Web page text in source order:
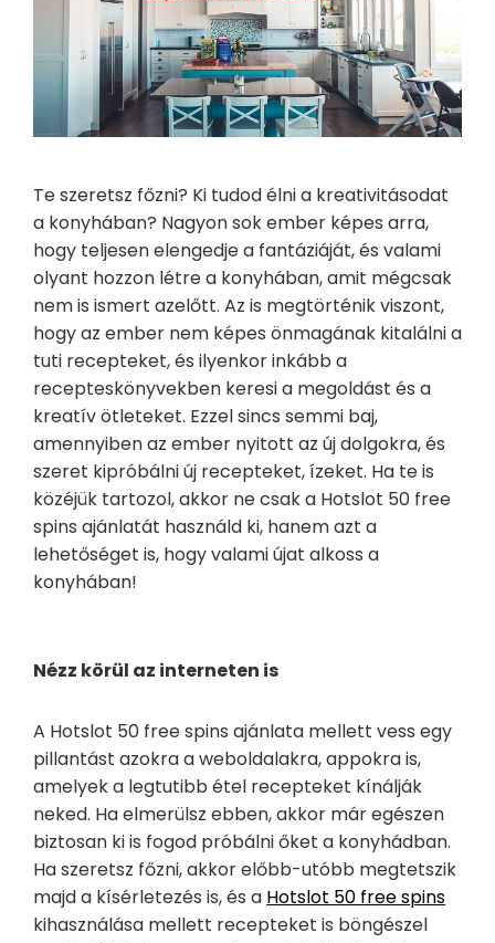
Te szeretsz főzni? Ki tudod élni a kreativitásodat
a konyhában? Nagyon sok ember képes arra,
hogy teljesen elengedje a fantáziáját, és valami
olyant hozzon létre a konyhában, amit mégcsak
nem is ismert azelőtt. Az is megtörténik viszont,
hogy az ember nem képes önmagának kitalálni a
tuti recepteket, és ilyenkor inkább a
recepteskönyvekben keresi a megoldást és a
kreatív ötleteket. Ezzel sincs semmi baj,
amennyiben az ember nyitott az új dolgokra, és
szeret kipróbálni új recepteket, ízeket. Ha te is
közéjük tartozol, akkor ne csak a Hotslot 50 free
spins ajánlatát használd ki, hanem azt a
lehetőséget is, hogy valami újat alkoss a
konyhában!
Nézz körül az interneten is
A Hotslot 50 free spins ajánlata mellett vess egy
pillantást azokra a weboldalakra, appokra is,
amelyek a legtutibb étel recepteket kínálják
neked. Ha elmerülsz ebben, akkor már egészen
biztosan ki is fogod próbálni őket a konyhádban.
Ha szeretsz főzni, akkor előbb-utóbb megtetszik
majd a kísérletezés is, és a Hotslot 50 free spins
kihasználása mellett recepteket is böngészel